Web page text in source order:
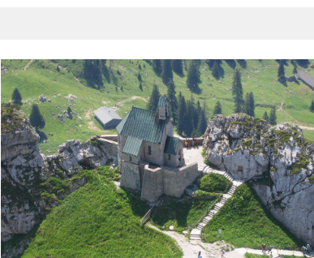
EKD startet Segensaktion für
Auszubildende